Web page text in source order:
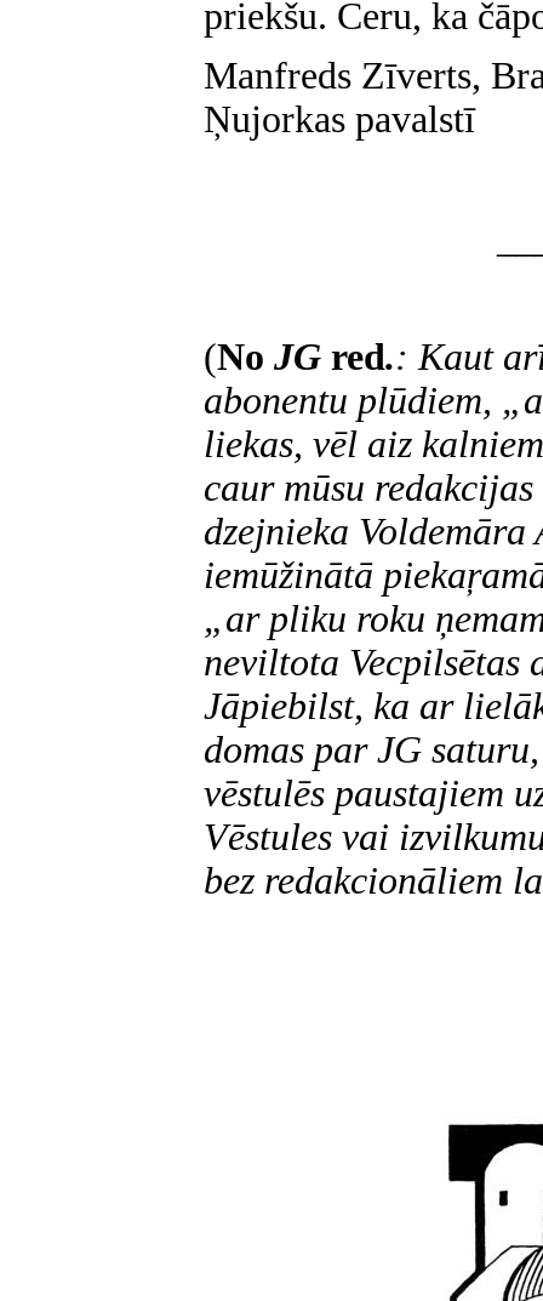
priekšu. Ceru, ka
Manfreds Zīverts,
Ņujorkas pavalstī
(No JG red.: Kaut
abonentu plūdiem,
liekas, vēl aiz
caur mūsu
dzejnieka Voldemāra
iemūžinātā
„ar pliku roku
neviltota Vecpilsētas
Jāpiebilst, ka ar
domas par JG
vēstulēs paustajiem
Vēstules vai
bez redakcionāliem